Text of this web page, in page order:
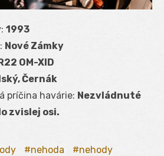
1993
Nové Zámky
OM-XID
Černák
príčina havárie: Nezvládnuté
zvislej osi.
nehoda nehody